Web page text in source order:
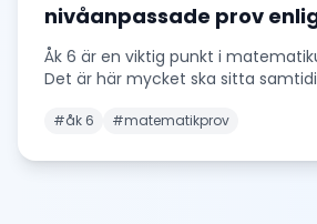
nivåanpassade prov
Åk 6 är en viktig punkt i
Det är här mycket ska sitta
#åk 6 #matematikprov